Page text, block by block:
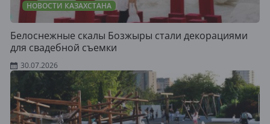
НОВОСТИ КАЗАХСТАНА
Белоснежные скалы Бозжыры стали декорациями
для свадебной съемки
30.07.2026